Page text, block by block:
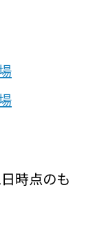
時点のも